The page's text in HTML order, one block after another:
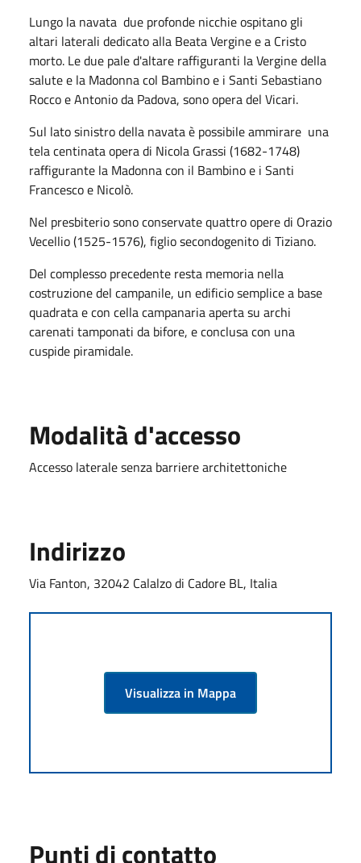
Lungo la navata due profonde nicchie ospitano gli
altari laterali dedicato alla Beata Vergine e a Cristo
morto. Le due pale d'altare raffiguranti la Vergine della
salute e la Madonna col Bambino e i Santi Sebastiano
Rocco e Antonio da Padova, sono opera del Vicari.
Sul lato sinistro della navata è possibile ammirare una
tela centinata opera di Nicola Grassi (1682-1748)
raffigurante la Madonna con il Bambino e i Santi
Francesco e Nicolò.
Nel presbiterio sono conservate quattro opere di Orazio
Vecellio (1525-1576), figlio secondogenito di Tiziano.
Del complesso precedente resta memoria nella
costruzione del campanile, un edificio semplice a base
quadrata e con cella campanaria aperta su archi
carenati tamponati da bifore, e conclusa con una
cuspide piramidale.
Modalità d'accesso
Accesso laterale senza barriere architettoniche
Indirizzo
Via Fanton, 32042 Calalzo di Cadore BL, Italia
Visualizza in Mappa
Punti di contatto